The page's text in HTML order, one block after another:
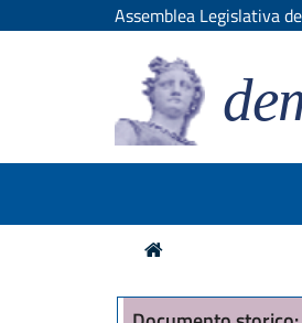
Assemblea Legislativa